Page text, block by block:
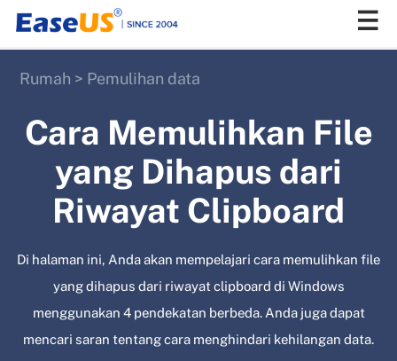
Rumah > Pemulihan data
Cara Memulihkan File
yang Dihapus dari
Riwayat Clipboard
Di halaman ini, Anda akan mempelajari cara memulihkan file
yang dihapus dari riwayat clipboard di Windows
menggunakan 4 pendekatan berbeda. Anda juga dapat
mencari saran tentang cara menghindari kehilangan data.